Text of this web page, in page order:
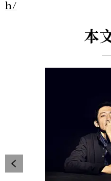
h/
本